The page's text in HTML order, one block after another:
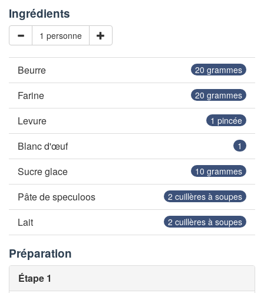
Ingrédients
1 personne
Beurre 20 grammes
Farine 20 grammes
Levure 1 pincée
Blanc d'œuf 1
Sucre glace 10 grammes
Pâte de speculoos 2 cuillères à soupes
Lait 2 cuillères à soupes
Préparation
Étape 1